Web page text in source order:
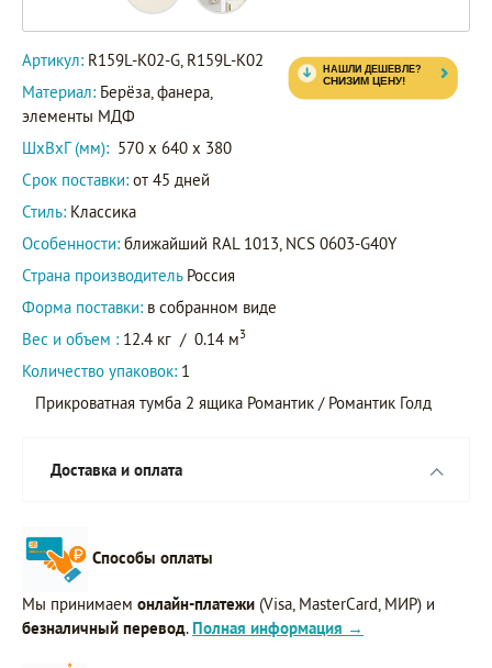
R159L-
K02-G
Артикул: R159L-K02-G, R159L-K02
Материал: Берёза, фанера,
элементы МДФ
ШxВxГ (мм): 570 x 640 x 380
Срок поставки: от 45 дней
Стиль: Классика
Особенности: ближайший RAL 1013, NCS 0603-G40Y
Страна производитель Россия
Форма поставки: в собранном виде
Вес и объем : 12.4 кг / 0.14 м3
Количество упаковок: 1
Прикроватная тумба 2 ящика Романтик / Романтик Голд
Доставка и оплата
Способы оплаты
Мы принимаем онлайн-платежи (Visa, MasterCard, МИР) и
безналичный перевод. Полная информация →